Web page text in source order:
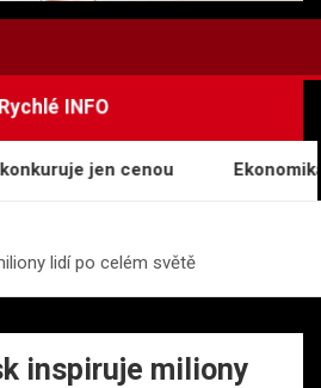
Rychlé INFO
jen cenou Ekonomika
lidí po celém světě
inspiruje miliony